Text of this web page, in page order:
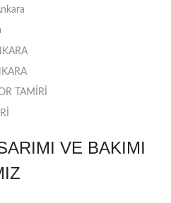
TAMİRİ
VE BAKIMI